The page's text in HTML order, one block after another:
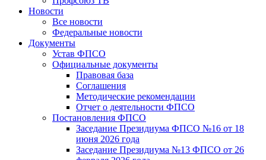
Новости
Все новости
Федеральные новости
Документы
Устав ФПСО
Официальные документы
Правовая база
Соглашения
Методические рекомендации
Отчет о деятельности ФПСО
Постановления ФПСО
Заседание Президиума ФПСО №16 от 18
июня 2026 года
Заседание Президиума №13 ФПСО от 26